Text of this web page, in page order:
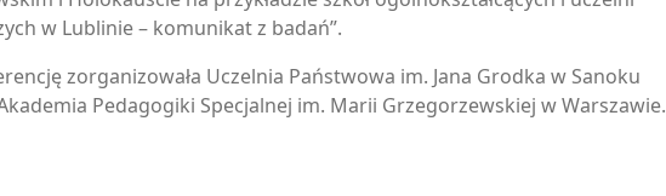
w Lublinie – komunikat z badań”.
zorganizowała Uczelnia Państwowa im. Jana Grodka w Sanoku
Pedagogiki Specjalnej im. Marii Grzegorzewskiej w Warszawie.